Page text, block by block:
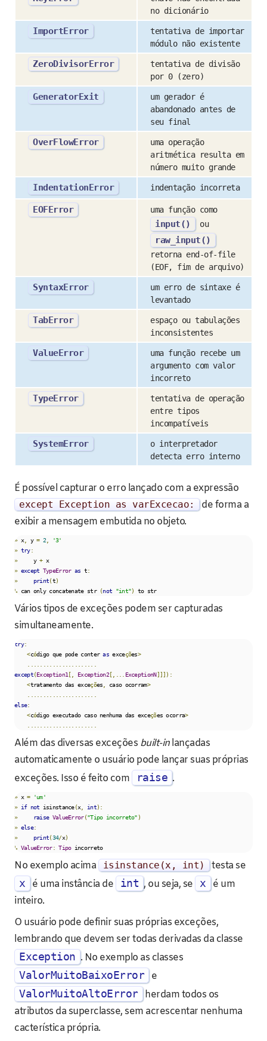
no dicionário
ImportError
tentativa de importar
módulo não existente
ZeroDivisorError
tentativa de divisão
por 0 (zero)
GeneratorExit
um gerador é
abandonado antes de
seu final
OverFlowError
uma operação
aritmética resulta em
número muito grande
IndentationError indentação incorreta
EOFError uma função como
input() ou
raw_input()
retorna end-of-file
(EOF, fim de arquivo)
SyntaxError
um erro de sintaxe é
levantado
TabError
espaço ou tabulações
inconsistentes
ValueError
uma função recebe um
argumento com valor
incorreto
TypeError
tentativa de operação
entre tipos
incompatíveis
SystemError
o interpretador
detecta erro interno
É possível capturar o erro lançado com a expressão
except Exception as varExcecao:
de forma a
exibir a mensagem embutida no objeto.
» x, y = 2
'3'
» try:
»
     y
+
x
» except TypeError as t:
»
print(t)
↳ can only concatenate str (not "int") to str
Vários tipos de exceções podem ser capturadas
simultaneamente.
try:
<código que pode conter as exceções>
except(Exception1 [, Exception2[,... ExceptionN]]]):
<tratamento das exceções caso ocorram>
else:
<código executado caso nenhuma das exceções ocorra>
Além das diversas exceções built-inlançadas
automaticamente o usuário pode lançar suas próprias
exceções. Isso é feito com
raise .
» x =
'um'
» if not isinstance(x, int):
»
raise ValueError("Tipo incorreto" )
» else:
»
print(34/x)
↳ ValueError: Tipo incorreto
No exemplo acima isinstance (x , int) testa se
x é uma instância de int , ou seja, se x
é um
inteiro.
O usuário pode definir suas próprias exceções,
lembrando que devem ser todas derivadas da classe
Exception . No exemplo as classes
ValorMuitoBaixoError e
ValorMuitoAltoError
herdam todos os
atributos da superclasse, sem acrescentar nenhuma
cacterística própria.